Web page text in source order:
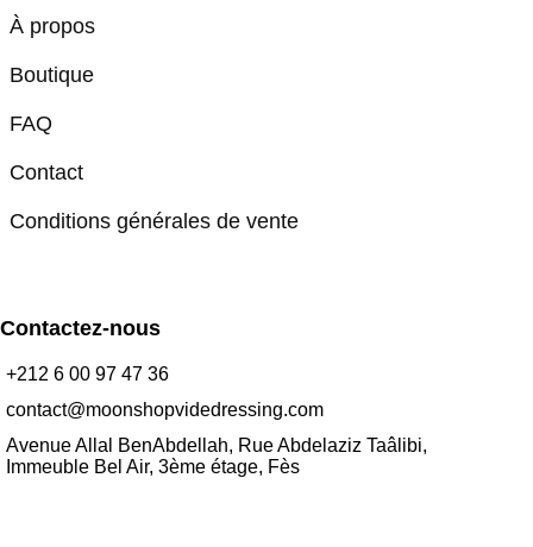
À propos
Boutique
FAQ
Contact
Conditions générales de vente
Contactez-nous
+212 6 00 97 47 36
contact@moonshopvidedressing.com
Avenue Allal BenAbdellah, Rue Abdelaziz Taâlibi,
Immeuble Bel Air, 3ème étage, Fès